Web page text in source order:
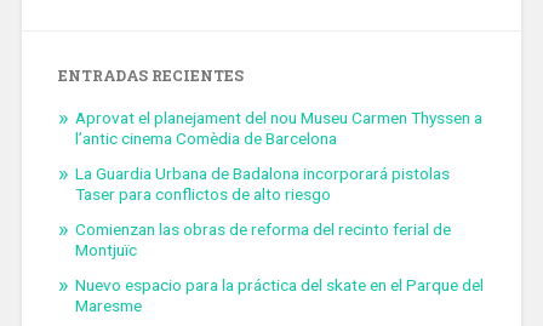
ENTRADAS RECIENTES
Aprovat el planejament del nou Museu Carmen Thyssen a
l’antic cinema Comèdia de Barcelona
La Guardia Urbana de Badalona incorporará pistolas
Taser para conflictos de alto riesgo
Comienzan las obras de reforma del recinto ferial de
Montjuïc
Nuevo espacio para la práctica del skate en el Parque del
Maresme